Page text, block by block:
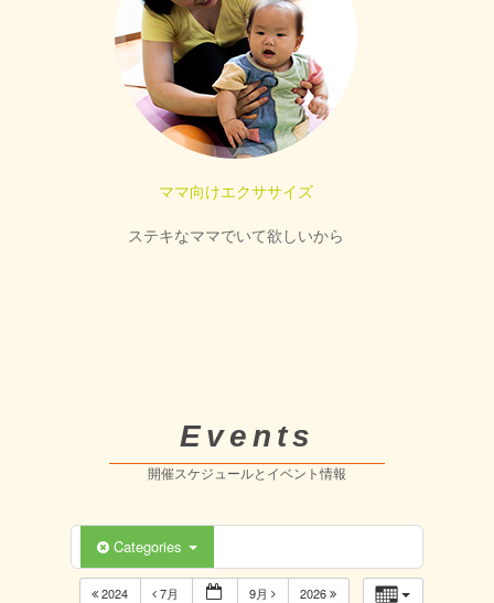
ママ向けエクササイズ
ステキなママでいて欲しいから
Events
開催スケジュールとイベント情報
Categories
2024 7月 9月 2026